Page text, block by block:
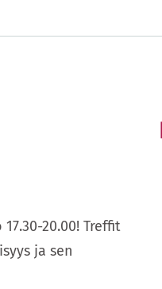
20.00! Treffit
ja sen